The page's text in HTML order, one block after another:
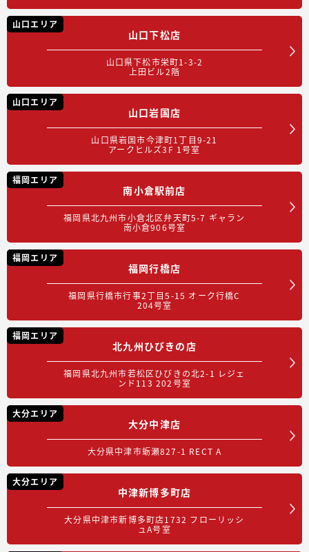
山口エリア
山口下松店
山口県下松市栄町1-3-2
上田ビル2階
山口エリア
山口岩国店
山口県岩国市今津町1丁目9-21
アークヒルズ3F 1号室
福岡エリア
南小倉駅前店
福岡県北九州市小倉北区弁天町5-7 ギャラン
南小倉906号室
福岡エリア
福岡行橋店
福岡県行橋市行事2丁目5-15 オーク行橋C
204号室
福岡エリア
北九州ひびきの店
福岡県北九州市若松区ひびきの北2-1 レジェ
ンド113 202号室
大分エリア
大分中津店
大分県中津市蛎瀬827-1 RECT A
大分エリア
中津新博多町店
大分県中津市新博多町店1732 フローリッシ
ュA号室